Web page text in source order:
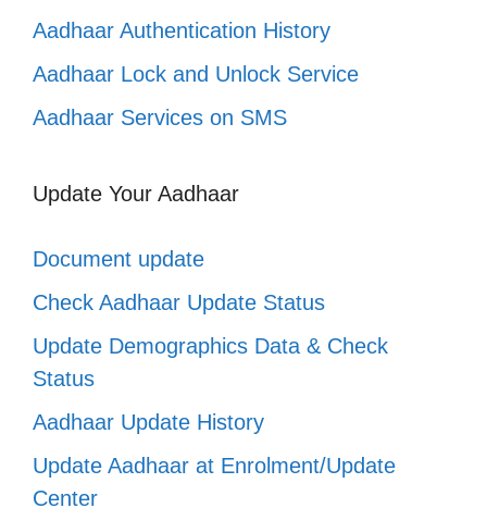
Aadhaar Authentication History
Aadhaar Lock and Unlock Service
Aadhaar Services on SMS
Update Your Aadhaar
Document update
Check Aadhaar Update Status
Update Demographics Data & Check
Status
Aadhaar Update History
Update Aadhaar at Enrolment/Update
Center